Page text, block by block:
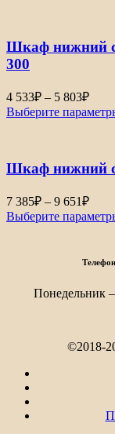
9
Шкаф нижний с
300
4 533₽ – 5 803₽
цен:
4
5
Выберите
Шкаф нижний
7 385₽ – 9 651₽
цен:
7
651₽
Выберите
Понедельник
©2018-